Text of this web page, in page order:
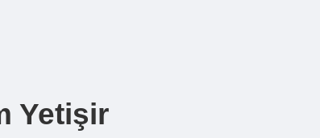
Yetişir